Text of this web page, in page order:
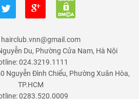
hairclub.vnn@gmail.com
Du, Phường Cửa Nam, Hà Nội
024.3219.1111
Nguyễn Đình Chiểu, Phường Xuân Hòa,
TP.HCM
0283.520.0009